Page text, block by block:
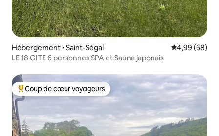
Hébergement ⋅ Saint-Ségal Évaluation
4,99 (68)
LE 18 GITE 6 personnes SPA et Sauna japonais
Coups de cœur voyageurs les plus appréciés
Coup de cœur voyageurs